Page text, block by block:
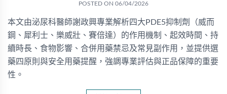
POSTED ON 06/04/2026
本文由泌尿科醫師謝政興專業解析四大PDE5抑制劑（威而
鋼、犀利士、樂威壯、賽倍達）的作用機制、起效時間、持
續時長、食物影響、合併用藥禁忌及常見副作用，並提供選
藥四原則與安全用藥提醒，強調專業評估與正品保障的重要
性。